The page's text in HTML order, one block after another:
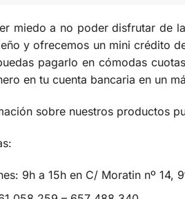
miedo a no poder disfrutar de
y ofrecemos un mini crédito
pagarlo en cómodas
en tu cuenta bancaria en un
sobre nuestros productos
9h a 15h en C/ Moratin nº 14,